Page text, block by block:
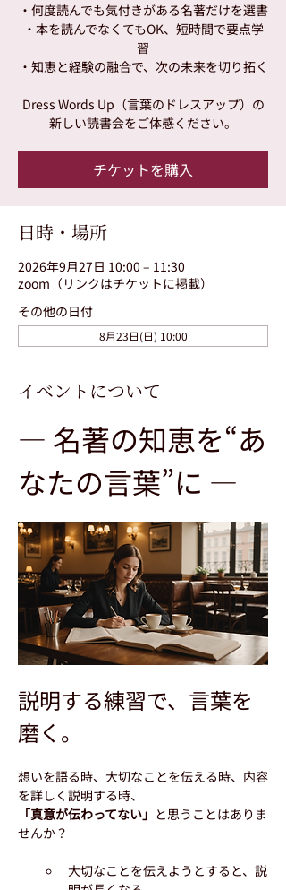
・何度読んでも気付きがある名著だけを選書
・本を読んでなくてもOK、短時間で要点学
習
・知恵と経験の融合で、次の未来を切り拓く
Dress Words Up（言葉のドレスアップ）の
新しい読書会をご体感ください。
チケットを購入
日時・場所
2026年9月27日 10:00 – 11:30
zoom（リンクはチケットに掲載）
その他の日付
8月23日(日) 10:00
イベントについて
― 名著の知恵を“あ
なたの言葉”に ―
説明する練習で、言葉を
磨く。
想いを語る時、大切なことを伝える時、内容
を詳しく説明する時、
「真意が伝わってない」 と思うことはありま
せんか？
大切なことを伝えようとすると、説